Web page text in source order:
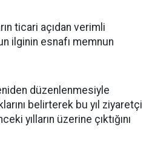
ticari açıdan verimli
ilginin esnafı memnun
düzenlenmesiyle
belirterek bu yıl ziyaretçi
yılların üzerine çıktığını